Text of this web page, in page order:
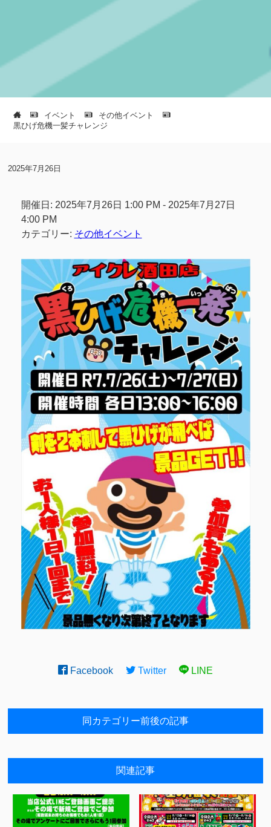
イベント
その他イベント
黒ひげ危機一髪チャレンジ
2025年7月26日
開催日: 2025年7月26日 1:00 PM - 2025年7月27日
4:00 PM
カテゴリー: その他イベント
Facebook Twitter LINE
同カテゴリー前後の記事
関連記事